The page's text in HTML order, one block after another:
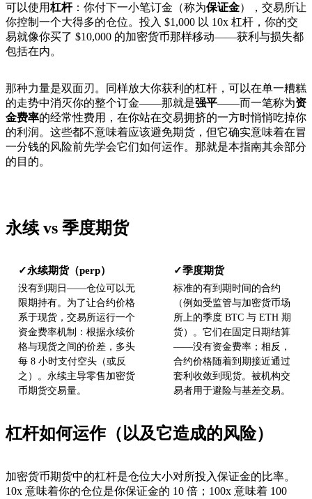
可以使用杠杆：你付下一小笔订金（称为保证金），交易所让
你控制一个大得多的仓位。投入 $1,000 以 10x 杠杆，你的交
易就像你买了 $10,000 的加密货币那样移动——获利与损失都
包括在内。
那种力量是双面刃。同样放大你获利的杠杆，可以在单一糟糕
的走势中消灭你的整个订金——那就是强平——而一笔称为资
金费率的经常性费用，在你站在交易拥挤的一方时悄悄吃掉你
的利润。这些都不意味着应该避免期货，但它确实意味着在冒
一分钱的风险前先学会它们如何运作。那就是本指南其余部分
的目的。
永续 vs 季度期货
✓永续期货（perp）
没有到期日——仓位可以无
限期持有。为了让合约价格
系于现货，交易所运行一个
资金费率机制：根据永续价
格与现货之间的价差，多头
每 8 小时支付空头（或反
之）。永续主导零售加密货
币期货交易量。
✓季度期货
标准的有到期时间的合约
（例如受监管与加密货币场
所上的季度 BTC 与 ETH 期
货）。它们在固定日期结算
——没有资金费率；相反，
合约价格随着到期接近通过
套利收敛到现货。被机构交
易者用于避险与基差交易。
杠杆如何运作（以及它造成的风险）
加密货币期货中的杠杆是仓位大小对所投入保证金的比率。
10x 意味着你的仓位是你保证金的 10 倍；100x 意味着 100